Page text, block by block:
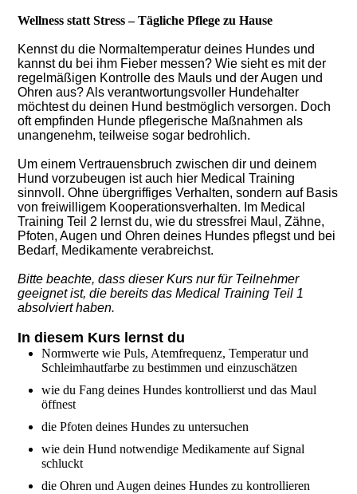
Wellness statt Stress – Tägliche Pflege zu Hause
Kennst du die Normaltemperatur deines Hundes und
kannst du bei ihm Fieber messen? Wie sieht es mit der
regelmäßigen Kontrolle des Mauls und der Augen und
Ohren aus? Als verantwortungsvoller Hundehalter
möchtest du deinen Hund bestmöglich versorgen. Doch
oft empfinden Hunde pflegerische Maßnahmen als
unangenehm, teilweise sogar bedrohlich.
Um einem Vertrauensbruch zwischen dir und deinem
Hund vorzubeugen ist auch hier Medical Training
sinnvoll. Ohne übergriffiges Verhalten, sondern auf Basis
von freiwilligem Kooperationsverhalten. Im Medical
Training Teil 2 lernst du, wie du stressfrei Maul, Zähne,
Pfoten, Augen und Ohren deines Hundes pflegst und bei
Bedarf, Medikamente verabreichst.
Bitte beachte, dass dieser Kurs nur für Teilnehmer
geeignet ist, die bereits das Medical Training Teil 1
absolviert haben.
In diesem Kurs lernst du
Normwerte wie Puls, Atemfrequenz, Temperatur und
Schleimhautfarbe zu bestimmen und einzuschätzen
wie du Fang deines Hundes kontrollierst und das Maul
öffnest
die Pfoten deines Hundes zu untersuchen
wie dein Hund notwendige Medikamente auf Signal
schluckt
die Ohren und Augen deines Hundes zu kontrollieren